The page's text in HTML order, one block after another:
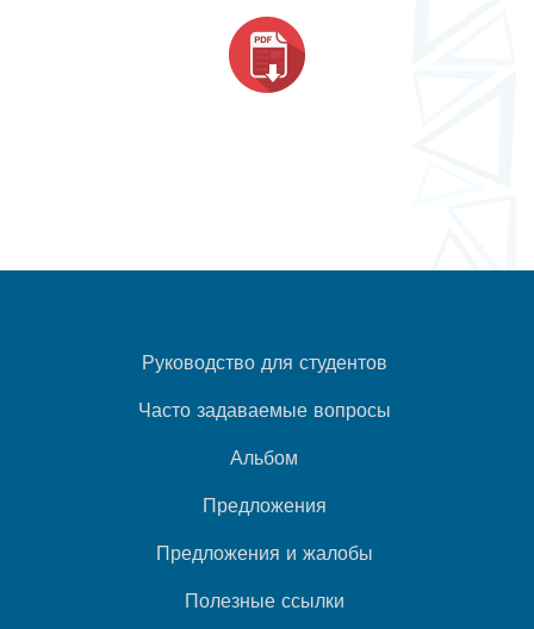
Руководство для студентов
Часто задаваемые вопросы
Альбом
Предложения
Предложения и жалобы
Полезные ссылки